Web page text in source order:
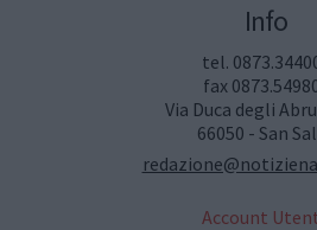
Info
tel.
fax
Via Duca degli
66050 - San
Account